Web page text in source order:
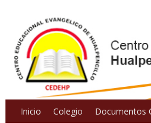
Inicio Colegio Documentos